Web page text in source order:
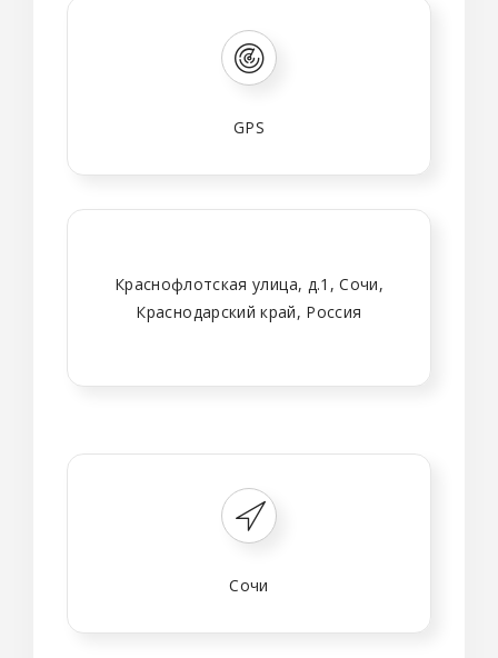
GPS
Краснофлотская улица, д.1, Сочи,
Краснодарский край, Россия
Сочи